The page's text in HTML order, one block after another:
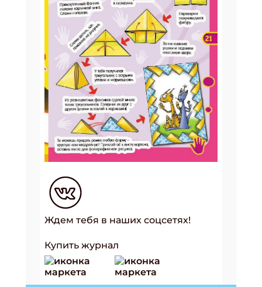
Ждем тебя в наших соцсетях!
Купить журнал